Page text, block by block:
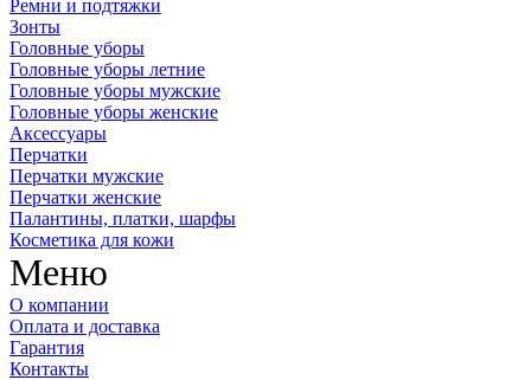
Ремни и подтяжки
Зонты
Головные уборы
Головные уборы летние
Головные уборы мужские
Головные уборы женские
Аксессуары
Перчатки
Перчатки мужские
Перчатки женские
Палантины, платки, шарфы
Косметика для кожи
Меню
О компании
Оплата и доставка
Гарантия
Контакты